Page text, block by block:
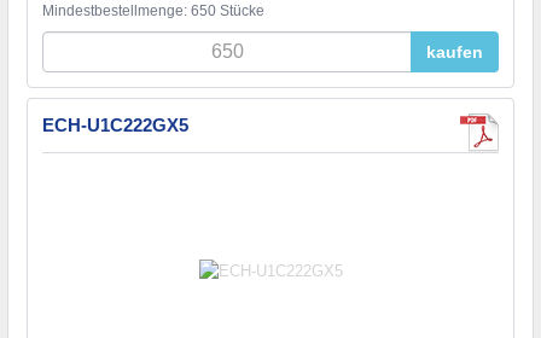
Mindestbestellmenge: 650 Stücke
kaufen
ECH-U1C222GX5